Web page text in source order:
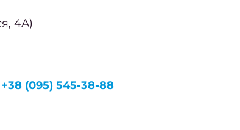
4А)
+38 (095) 545-38-88